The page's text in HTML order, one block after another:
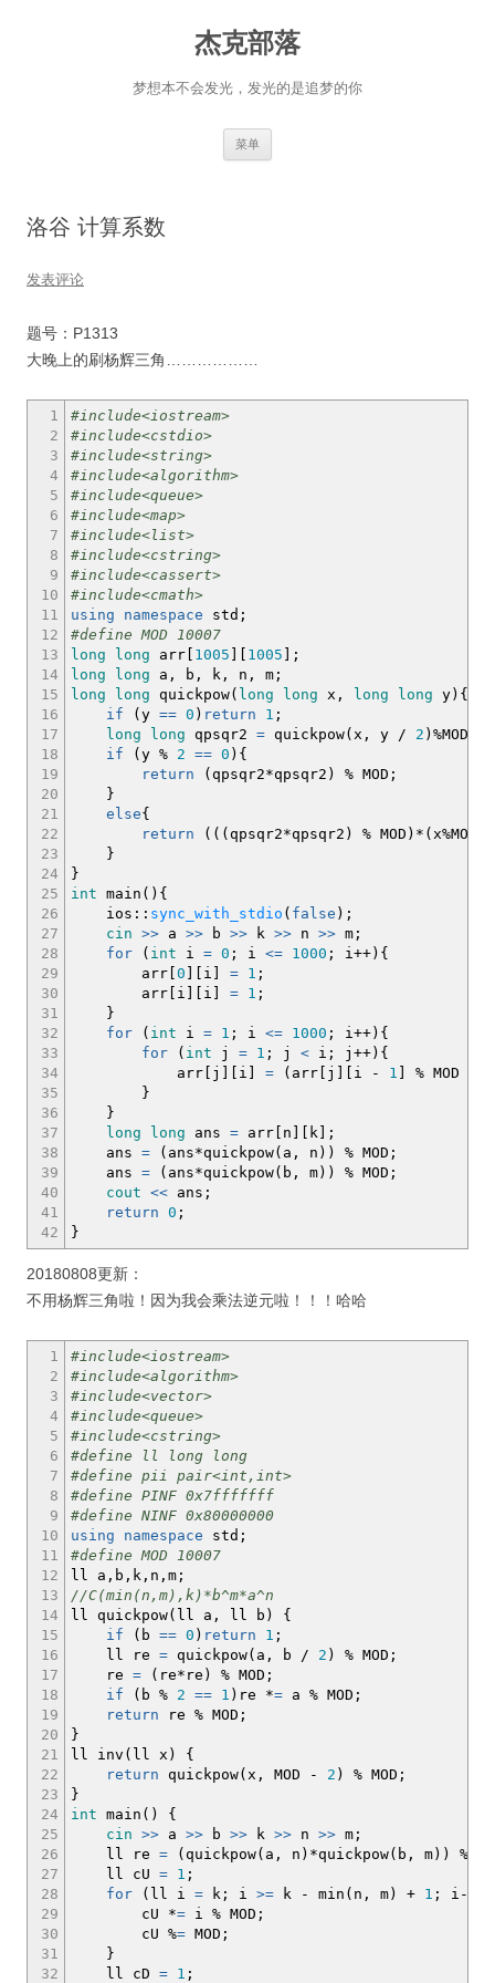
杰克部落
梦想本不会发光，发光的是追梦的你
菜单
洛谷 计算系数
发表评论
题号：P1313
大晚上的刷杨辉三角………………
1
2
3
4
5
6
7
8
9
10
11
12
13
14
15
16
17
18
19
20
21
22
23
24
25
26
27
28
29
30
31
32
33
34
35
36
37
38
39
40
41
42
#include<iostream>
#include<cstdio>
#include<string>
#include<algorithm>
#include<queue>
#include<map>
#include<list>
#include<cstring>
#include<cassert>
#include<cmath>
using
namespace std ;
#define MOD 10007
long
long arr 1005 1005
;
long
long a, b, k, n, m ;
long
long quickpow( long long x, long long y) {
if
( y == 0 ) return 1 ;
long
long qpsqr2 = quickpow( x, y / 2 ) %MOD
if
( y % 2 == 0 ) {
return
( qpsqr2*qpsqr2 ) % MOD ;
}
else{
return
( ( ( qpsqr2*qpsqr2 ) % MOD ) * ( x%MOD
}
}
int main ( ) {
ios :: sync_with_stdio ( false ) ;
cin >> a >> b >> k >> n >> m ;
for
( int i = 0 ; i <= 1000 ; i++) {
arr 0 i = 1 ;
arr i i = 1 ;
}
for
( int i = 1 ; i <= 1000 ; i++) {
for
( int j = 1 ; j < i ; j ++) {
arr j i = ( arr j i - 1 % MOD
}
}
long
long ans = arr n k
;
ans = ( ans*quickpow( a, n ) ) % MOD ;
ans = ( ans*quickpow( b, m) ) % MOD ;
cout << ans ;
return 0 ;
}
20180808更新：
不用杨辉三角啦！因为我会乘法逆元啦！！！哈哈
1
2
3
4
5
6
7
8
9
10
11
12
13
14
15
16
17
18
19
20
21
22
23
24
25
26
27
28
29
30
31
32
#include<iostream>
#include<algorithm>
#include<vector>
#include<queue>
#include<cstring>
#define ll long long
#define pii pair<int,int>
#define PINF 0x7fffffff
#define NINF 0x80000000
using
namespace std ;
#define MOD 10007
ll a,b,k,n,m ;
//C(min(n,m),k)*b^m*a^n
ll quickpow( ll a, ll b )
{
if
( b == 0 ) return 1 ;
ll re = quickpow( a, b / 2 ) % MOD ;
re = ( re* re ) % MOD ;
if
( b % 2 == 1 ) re *= a % MOD ;
return re % MOD ;
}
ll inv ( ll x )
{
return quickpow( x, MOD - 2 ) % MOD ;
}
int main ( )
{
cin >> a >> b >> k >> n >> m ;
ll re = ( quickpow( a, n ) *quickpow( b, m) ) %
ll cU = 1 ;
for
( ll i = k ; i >= k - min ( n, m) + 1 ; i --
cU *= i % MOD ;
cU %= MOD ;
}
ll cD = 1 ;